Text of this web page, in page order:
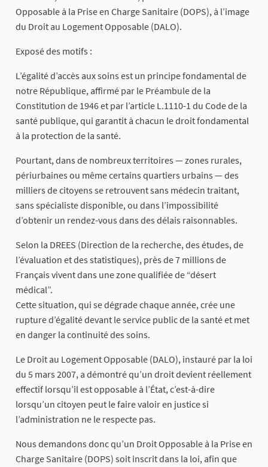
Opposable à la Prise en Charge Sanitaire (DOPS), à l’image
du Droit au Logement Opposable (DALO).
Exposé des motifs :
L’égalité d’accès aux soins est un principe fondamental de
notre République, affirmé par le Préambule de la
Constitution de 1946 et par l’article L.1110-1 du Code de la
santé publique, qui garantit à chacun le droit fondamental
à la protection de la santé.
Pourtant, dans de nombreux territoires — zones rurales,
périurbaines ou même certains quartiers urbains — des
milliers de citoyens se retrouvent sans médecin traitant,
sans spécialiste disponible, ou dans l’impossibilité
d’obtenir un rendez-vous dans des délais raisonnables.
Selon la DREES (Direction de la recherche, des études, de
l’évaluation et des statistiques), près de 7 millions de
Français vivent dans une zone qualifiée de “désert
médical”.
Cette situation, qui se dégrade chaque année, crée une
rupture d’égalité devant le service public de la santé et met
en danger la continuité des soins.
Le Droit au Logement Opposable (DALO), instauré par la loi
du 5 mars 2007, a démontré qu’un droit devient réellement
effectif lorsqu’il est opposable à l’État, c’est-à-dire
lorsqu’un citoyen peut le faire valoir en justice si
l’administration ne le respecte pas.
Nous demandons donc qu’un Droit Opposable à la Prise en
Charge Sanitaire (DOPS) soit inscrit dans la loi, afin que